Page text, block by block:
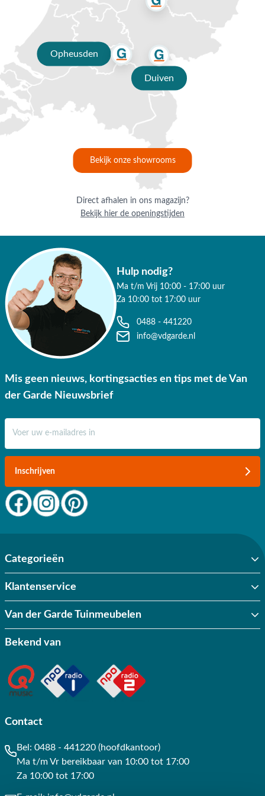
1x 4 Seasons Outdoor Boaz koffietafel - terre/keramiek - Ø80
1x 4 Seasons Outdoor Boaz koffietafel - terre/keramiek - Ø60
cm.
Vragen of hulp nodig?
Heb je nog vragen over de 4 Seasons Outdoor Capalbio/ Boaz
loungeset? Bel ons dan op
0488-441220
naarinfo@vdgarde.nl
of maak gebruik van de chatfunctie.
Uiteraard ben je ook van harte welkom in onze showroom in
Opheusden, Duiven of Apeldoorn. Onze specialisten voorzien
je graag van een deskundig advies op maat.
Waarom kopen bij Van der Garde
tuinmeubelen?
✔ Persoonlijk advies van specialisten
✔ 9.4/10 uit 19.500+ klantbeoordeling
✔ Gratis verzending vanaf €50,-
✔ Goede service
Opheusden
Duiven
Bekijk onze showrooms
Direct afhalen in ons magazijn?
Bekijk hier de openingstijden
Hulp nodig?
Ma t/m Vrij 10:00 - 17:00 uur
Za 10:00 tot 17:00 uur
0488 - 441220
info@vdgarde.nl
Mis geen nieuws, kortingsacties en tips met de Van
der Garde Nieuwsbrief
Inschrijven
Categorieën
Klantenservice
Van der Garde Tuinmeubelen
Bekend van
Contact
Bel: 0488 - 441220 (hoofdkantoor)
Ma t/m Vr bereikbaar van 10:00 tot 17:00
Za 10:00 tot 17:00